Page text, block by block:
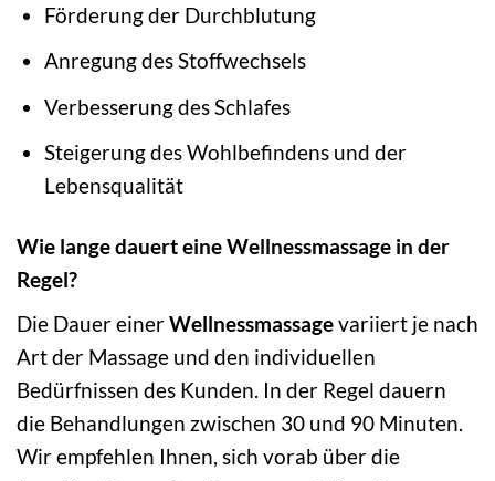
Förderung der Durchblutung
Anregung des Stoffwechsels
Verbesserung des Schlafes
Steigerung des Wohlbefindens und der
Lebensqualität
Wie lange dauert eine Wellnessmassage in der
Regel?
Die Dauer einerWellnessmassagevariiert je nach
Art der Massage und den individuellen
Bedürfnissen des Kunden. In der Regel dauern
die Behandlungen zwischen 30 und 90 Minuten.
Wir empfehlen Ihnen, sich vorab über die